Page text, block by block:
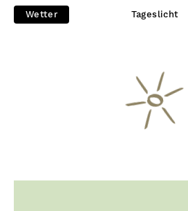
Wetter Tageslicht